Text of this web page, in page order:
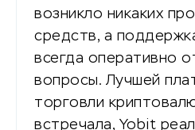
возникло никаких
средств, а
всегда оперативно
вопросы. Лучшей
торговли
встречала, Yobit